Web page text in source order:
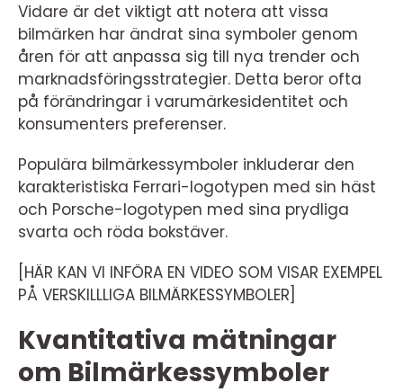
Vidare är det viktigt att notera att vissa
bilmärken har ändrat sina symboler genom
åren för att anpassa sig till nya trender och
marknadsföringsstrategier. Detta beror ofta
på förändringar i varumärkesidentitet och
konsumenters preferenser.
Populära bilmärkessymboler inkluderar den
karakteristiska Ferrari-logotypen med sin häst
och Porsche-logotypen med sina prydliga
svarta och röda bokstäver.
[HÄR KAN VI INFÖRA EN VIDEO SOM VISAR EXEMPEL
PÅ VERSKILLLIGA BILMÄRKESSYMBOLER]
Kvantitativa mätningar
om Bilmärkessymboler